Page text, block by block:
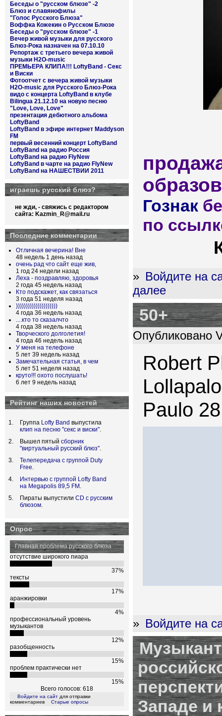
Беседы о "русском блюзе" -2
Блюз и славянофилы
"Голос Русского Блюза"
Воффка Кожекин о Русском Блюзе
Беседы о "русском блюзе" -1
Вечер живой музыки для русского
Блюз-Рока назначен на 07.10.10
Репортаж с третьего вечера живой
музыки H2O-music
ПРЕМЬЕРА КЛИПА!!! LoftyBand - Секс
и Виски
Фотоотчет с вечера живой музыки
H2O-music для Русского Блюз-Рока
видо с концерта LoftyBand в клубе
Bilingua 21.12.10 на новую песню
"Love, Love, Love"
презентация дебютного альбома
LoftyBand
LoftyBand в эфире интернет Maddyson
FM
первый весенний концерт LoftyBand
LoftyBand на радио Россия
LoftyBand на радио FlyNew
LoftyBand в чарте на радио FlyNew
LoftyBand на НАШЕСТВИИ 2011
играешь русский блюз?
не жди, - свяжись с редактором
сайта: Kazmin_R@mail.ru
Последние комментарии
Отличная вечерина! Вне
48 недель 1 день назад
очень рад что сайт еще жив,
1 год 24 недели назад
Леха - поздравляю, здоровья
2 года 45 недель назад
Кто подскажет, как связаться
3 года 51 неделя назад
)))))))))))))))))))))
4 года 36 недель назад
....кто то сказалчто
4 года 38 недель назад
Творческого долголетия!
4 года 46 недель назад
У меня на телефоне
5 лет 39 недель назад
Замечательная статья, в чем
5 лет 51 неделя назад
круто!!! охото послушать!
6 лет 9 недель назад
Рейтинг наших новостей
Группа Lofty Band выпустила
клип на песню "секс и виски".
Вышел пятый сборник
"виртуальный русский блюз".
Телепередача с группой Duty
Free.
Интервью с группой Lofty Band
на Megapolis 89,5 FM .
Пираты выпустили CD с русским
блюзом.
Опрос
Главная проблема русского блюза
отсутствие широкого пиара
37%
тексты
17%
аранжировки
4%
профессиональный уровень
музыкантов
12%
разобщенность
15%
проблем практически нет
15%
Всего голосов: 618
Войдите на сайт для отправки
комментариев
Старые опросы
Гознак
по
» Войдите на
далее
50+
Опубликовано
Robert
Paulo
» Войдите на
Западе и